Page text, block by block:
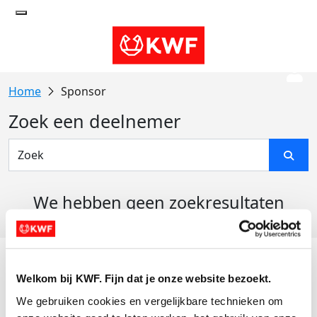
Welkom bij KWF. Fijn dat je onze website bezoekt.
We gebruiken cookies en vergelijkbare technieken om
Sponsor
Zoek een deelnemer
We hebben geen zoekresultaten
Actiematerialen
Evenementen